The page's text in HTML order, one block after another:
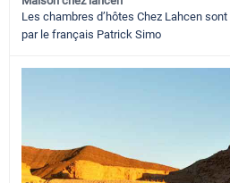
Les chambres d’hôtes Chez Lahcen
par le français Patrick Simo